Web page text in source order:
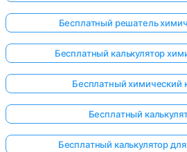
Бесплатный решатель
Бесплатный калькулятор
Бесплатный химический
Бесплатный
Бесплатный калькулятор